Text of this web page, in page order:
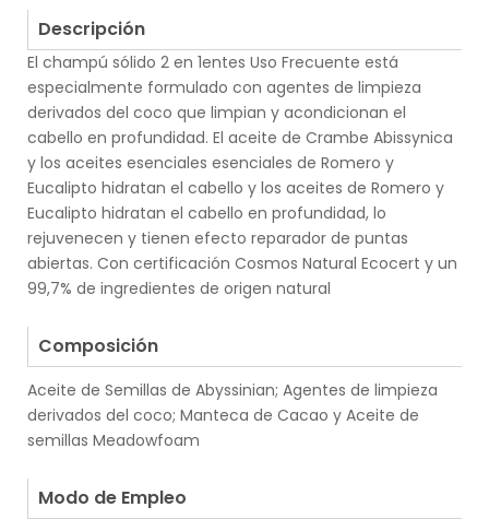
Descripción
El champú sólido 2 en 1entes Uso Frecuente está
especialmente formulado con agentes de limpieza
derivados del coco que limpian y acondicionan el
cabello en profundidad. El aceite de Crambe Abissynica
y los aceites esenciales esenciales de Romero y
Eucalipto hidratan el cabello y los aceites de Romero y
Eucalipto hidratan el cabello en profundidad, lo
rejuvenecen y tienen efecto reparador de puntas
abiertas. Con certificación Cosmos Natural Ecocert y un
99,7% de ingredientes de origen natural
Composición
Aceite de Semillas de Abyssinian; Agentes de limpieza
derivados del coco; Manteca de Cacao y Aceite de
semillas Meadowfoam
Modo de Empleo